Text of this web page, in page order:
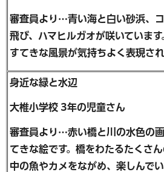
審査員より…青い海と白い砂浜、
飛び、ハマヒルガオが咲いています
すてきな風景が気持ちよく表現され
身近な緑と水辺
大椎小学校 3年の児童さん
審査員より…赤い橋と川の水色の
てきな絵です。橋をわたるたくさ
中の魚やカメをながめ、楽しんで